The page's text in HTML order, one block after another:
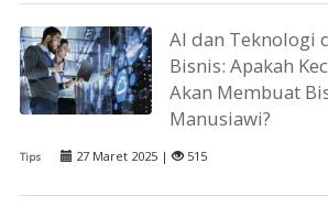
AI dan Teknologi
Bisnis: Apakah
Akan Membuat
Manusiawi?
Tips 27 Maret 2025 | 515